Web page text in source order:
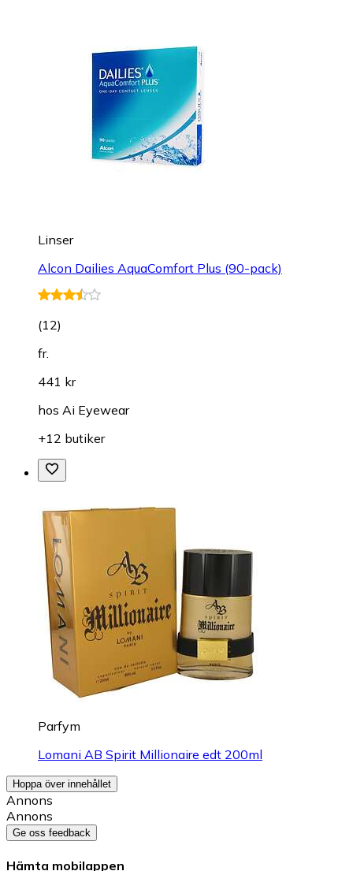
Linser
Alcon Dailies AquaComfort Plus (90-pack)
(12)
fr.
441 kr
hos Ai Eyewear
+12 butiker
Parfym
Lomani AB Spirit Millionaire edt 200ml
Hoppa över innehållet
Annons
Annons
Ge oss feedback
Hämta mobilappen